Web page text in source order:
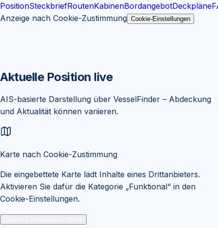
PositionSteckbriefRoutenKabinenBordangebotDeckpläne
Anzeige nach Cookie-Zustimmung Cookie-Einstellungen
Aktuelle Position live
AIS-basierte Darstellung über VesselFinder – Abdeckung
und Aktualität können variieren.
Karte nach Cookie-Zustimmung
Die eingebettete Karte lädt Inhalte eines Drittanbieters.
Aktivieren Sie dafür die Kategorie „Funktional“ in den
Cookie-Einstellungen.